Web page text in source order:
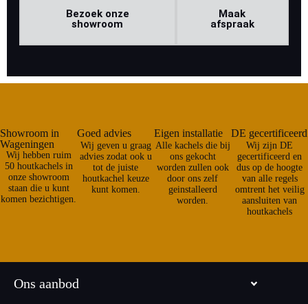
Bezoek onze
showroom
Maak
afspraak
Showroom in
Wageningen
Wij hebben ruim
50 houtkachels in
onze showroom
staan die u kunt
komen bezichtigen.
Goed advies
Wij geven u graag
advies zodat ook u
tot de juiste
houtkachel keuze
kunt komen.
Eigen installatie
Alle kachels die bij
ons gekocht
worden zullen ook
door ons zelf
geinstalleerd
worden.
DE gecertificeerd
Wij zijn DE
gecertificeerd en
dus op de hoogte
van alle regels
omtrent het veilig
aansluiten van
houtkachels
Ons aanbod